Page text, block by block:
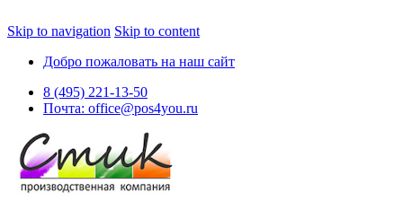
Skip to navigation Skip to content
Добро пожаловать на наш сайт
8 (495) 221-13-50
Почта: office@pos4you.ru